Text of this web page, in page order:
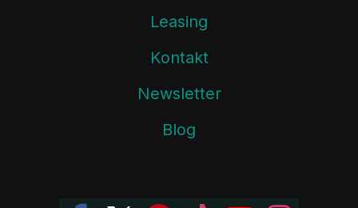
Leasing
Kontakt
Newsletter
Blog